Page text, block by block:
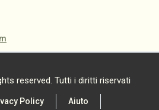
reserved. Tutti i diritti riservati
Policy Aiuto